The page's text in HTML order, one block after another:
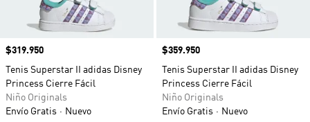
Precio
$319.950
Tenis Superstar II adidas Disney
Princess Cierre Fácil
Niño Originals
Envío Gratis
Nuevo
Precio
$359.950
Tenis Superstar II adidas Disney
Princess Cierre Fácil
Niño Originals
Envío Gratis
Nuevo